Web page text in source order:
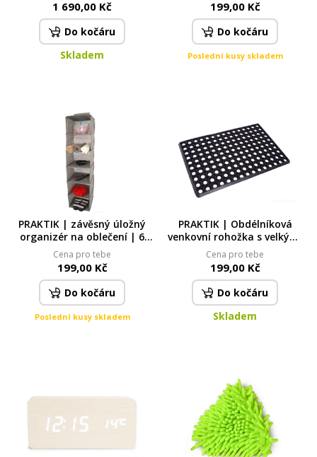
1 690,00 Kč
Do kočáru
Skladem
199,00 Kč
Do kočáru
Poslední kusy skladem
PRAKTIK | závěsný úložný
organizér na oblečení | 6
přihrádek na šatní tyč do
skříně | 121 cm | šedý
Cena pro tebe
199,00 Kč
Do kočáru
Poslední kusy skladem
PRAKTIK | Obdélníková
venkovní rohožka s velkými
otvory | 40 × 60 cm |
vulkanizovaný kaučuk
Cena pro tebe
199,00 Kč
Do kočáru
Skladem